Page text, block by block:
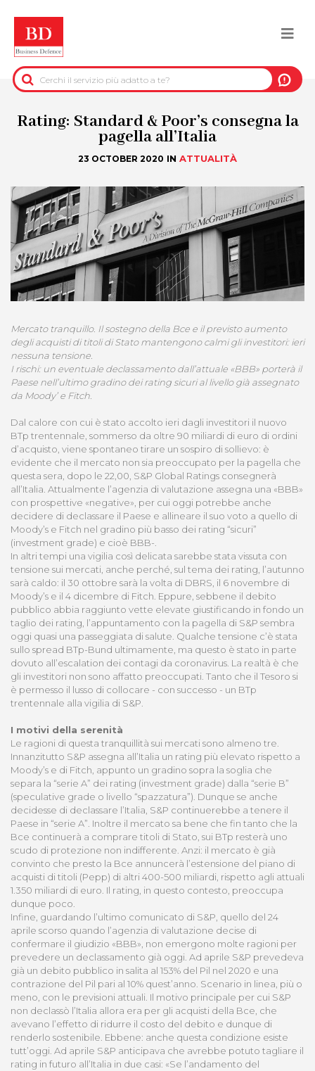
contenuto
principale
BACK
INFORMAZIONI PRE-CONTRATTUALI
INFORMAZIONI PER IL RECUPERO DEL
CREDITO
INFORMAZIONI IMMOBILIARI
DATI UFFICIALI
DUE DILIGENCE
Rating: Standard & Poor’s consegna la
pagella all’Italia
23 OCTOBER 2020 IN ATTUALITÀ
Mercato tranquillo. Il sostegno della Bce e il previsto aumento
degli acquisti di titoli di Stato mantengono calmi gli investitori: ieri
nessuna tensione.
I rischi: un eventuale declassamento dall’attuale «BBB» porterà il
Paese nell’ultimo gradino dei rating sicuri al livello già assegnato
da Moody’ e Fitch.
Dal calore con cui è stato accolto ieri dagli investitori il nuovo
BTp trentennale, sommerso da oltre 90 miliardi di euro di ordini
d’acquisto, viene spontaneo tirare un sospiro di sollievo: è
evidente che il mercato non sia preoccupato per la pagella che
questa sera, dopo le 22,00, S&P Global Ratings consegnerà
all’Italia. Attualmente l’agenzia di valutazione assegna una «BBB»
con prospettive «negative», per cui oggi potrebbe anche
decidere di declassare il Paese e allineare il suo voto a quello di
Moody’s e Fitch nel gradino più basso dei rating “sicuri”
(investment grade) e cioè BBB-.
In altri tempi una vigilia così delicata sarebbe stata vissuta con
tensione sui mercati, anche perché, sul tema dei rating, l’autunno
sarà caldo: il 30 ottobre sarà la volta di DBRS, il 6 novembre di
Moody’s e il 4 dicembre di Fitch. Eppure, sebbene il debito
pubblico abbia raggiunto vette elevate giustificando in fondo un
taglio dei rating, l’appuntamento con la pagella di S&P sembra
oggi quasi una passeggiata di salute. Qualche tensione c’è stata
sullo spread BTp-Bund ultimamente, ma questo è stato in parte
dovuto all’escalation dei contagi da coronavirus. La realtà è che
gli investitori non sono affatto preoccupati. Tanto che il Tesoro si
è permesso il lusso di collocare - con successo - un BTp
trentennale alla vigilia di S&P.
I motivi della serenità
Le ragioni di questa tranquillità sui mercati sono almeno tre.
Innanzitutto S&P assegna all’Italia un rating più elevato rispetto a
Moody’s e di Fitch, appunto un gradino sopra la soglia che
separa la “serie A” dei rating (investment grade) dalla “serie B”
(speculative grade o livello “spazzatura”). Dunque se anche
decidesse di declassare l’Italia, S&P continuerebbe a tenere il
Paese in “serie A”. Inoltre il mercato sa bene che fin tanto che la
Bce continuerà a comprare titoli di Stato, sui BTp resterà uno
scudo di protezione non indifferente. Anzi: il mercato è già
convinto che presto la Bce annuncerà l’estensione del piano di
acquisti di titoli (Pepp) di altri 400-500 miliardi, rispetto agli attuali
1.350 miliardi di euro. Il rating, in questo contesto, preoccupa
dunque poco.
Infine, guardando l’ultimo comunicato di S&P, quello del 24
aprile scorso quando l’agenzia di valutazione decise di
confermare il giudizio «BBB», non emergono molte ragioni per
prevedere un declassamento già oggi. Ad aprile S&P prevedeva
già un debito pubblico in salita al 153% del Pil nel 2020 e una
contrazione del Pil pari al 10% quest’anno. Scenario in linea, più o
meno, con le previsioni attuali. Il motivo principale per cui S&P
non declassò l’Italia allora era per gli acquisti della Bce, che
avevano l’effetto di ridurre il costo del debito e dunque di
renderlo sostenibile. Ebbene: anche questa condizione esiste
tutt’oggi. Ad aprile S&P anticipava che avrebbe potuto tagliare il
rating in futuro all’Italia in due casi: «Se l’andamento del